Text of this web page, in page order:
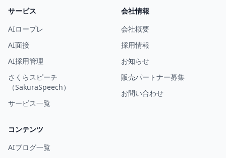
サービス
AIロープレ
AI面接
AI採用管理
さくらスピーチ
（SakuraSpeech）
サービス一覧
会社情報
会社概要
採用情報
お知らせ
販売パートナー募集
お問い合わせ
コンテンツ
AIブログ一覧